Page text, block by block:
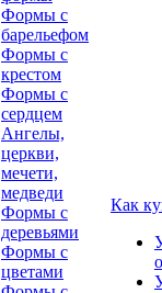
Формы с
барельефом
Формы с
крестом
Формы с
сердцем
Ангелы,
церкви,
мечети,
медведи
Формы с
деревьями
Формы с
цветами
Как